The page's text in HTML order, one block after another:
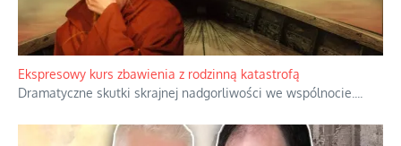
Ekspresowy kurs zbawienia z rodzinną katastrofą
Dramatyczne skutki skrajnej nadgorliwości we wspólnocie.